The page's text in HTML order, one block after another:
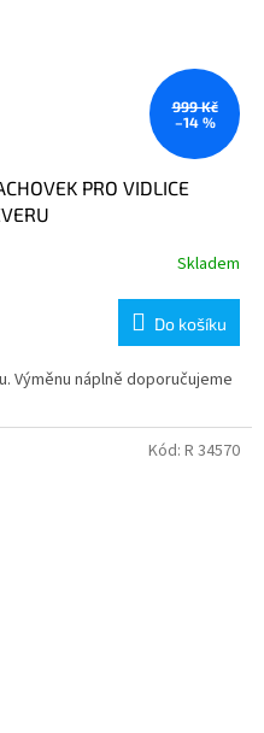
999 Kč
–14 %
PRO VIDLICE
Skladem
Do košíku
Výměnu náplně doporučujeme
Kód: R 34570